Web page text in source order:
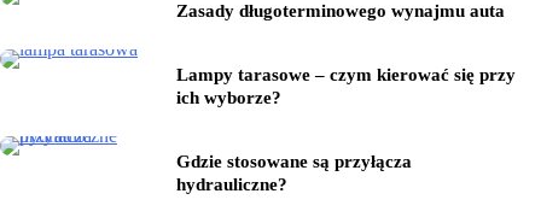
Zasady długoterminowego wynajmu auta
Lampy tarasowe – czym kierować się przy
ich wyborze?
Gdzie stosowane są przyłącza
hydrauliczne?